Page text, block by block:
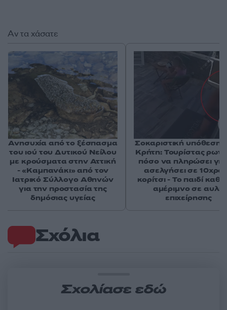
Σχόλια
Σχολίασε εδώ
Αν τα χάσατε
Ανησυχία από το ξέσπασμα
του ιού του Δυτικού Νείλου
με κρούσματα στην Αττική
- «Καμπανάκι» από τον
Ιατρικό Σύλλογο Αθηνών
για την προστασία της
δημόσιας υγείας
Σοκαριστική υπόθεση
Κρήτη: Τουρίστας
πόσο να πληρώσει
ασελγήσει σε
κορίτσι - Το παιδί
αμέριμνο σε αυλή
επιχείρησης